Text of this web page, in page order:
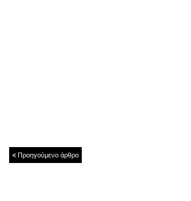
Προηγούμενο άρθρο